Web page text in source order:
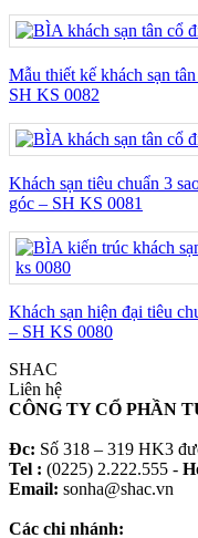
Mẫu thiết kế khách sạn
SH KS 0082
Khách sạn tiêu chuẩn 3
góc – SH KS 0081
Khách sạn hiện đại tiêu
– SH KS 0080
SHAC
Liên hệ
CÔNG TY CỔ PHẦN
Đc: Số 318 – 319 HK3
Tel : (0225) 2.222.555 -
Email: sonha@shac.vn
Các chi nhánh: